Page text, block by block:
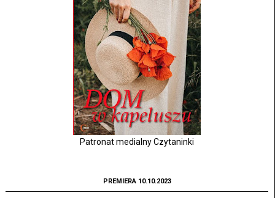
Patronat medialny Czytaninki
PREMIERA 10.10.2023